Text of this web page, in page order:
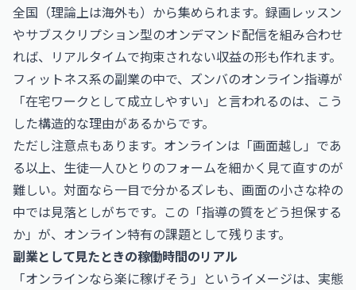
全国（理論上は海外も）から集められます。録画レッスン
やサブスクリプション型のオンデマンド配信を組み合わせ
れば、リアルタイムで拘束されない収益の形も作れます。
フィットネス系の副業の中で、ズンバのオンライン指導が
「在宅ワークとして成立しやすい」と言われるのは、こう
した構造的な理由があるからです。
ただし注意点もあります。オンラインは「画面越し」であ
る以上、生徒一人ひとりのフォームを細かく見て直すのが
難しい。対面なら一目で分かるズレも、画面の小さな枠の
中では見落としがちです。この「指導の質をどう担保する
か」が、オンライン特有の課題として残ります。
副業として見たときの稼働時間のリアル
「オンラインなら楽に稼げそう」というイメージは、実態